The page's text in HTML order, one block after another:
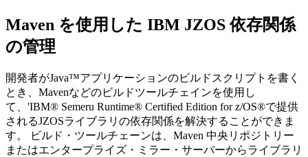
Maven を使用した IBM JZOS 依存関係
の管理
開発者がJava™アプリケーションのビルドスクリプトを書く
とき、Mavenなどのビルドツールチェインを使用し
て、'IBM® Semeru Runtime® Certified Edition for z/OS®で提供
されるJZOSライブラリの依存関係を解決することができま
す。 ビルド・ツールチェーンは、Maven 中央リポジトリー
またはエンタープライズ・ミラー・サーバーからライブラリ